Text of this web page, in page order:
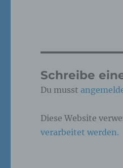
Schreibe
Du musst
Diese Website
verarbeitet werden.